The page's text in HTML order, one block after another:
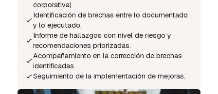
corporativa).
Identificación de brechas entre lo documentado
y lo ejecutado.
Informe de hallazgos con nivel de riesgo y
recomendaciones priorizadas.
Acompañamiento en la corrección de brechas
identificadas.
Seguimiento de la implementación de mejoras.